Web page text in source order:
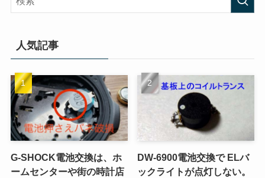
人気記事
G-SHOCK電池交換は、ホ
ームセンターや街の時計店
DW-6900電池交換で ELバ
ックライトが点灯しない。